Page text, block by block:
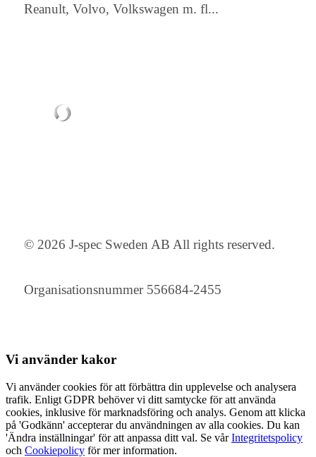
Reanult, Volvo, Volkswagen m. fl...
© 2026 J-spec Sweden AB All rights reserved.
Organisationsnummer 556684-2455
Vi använder kakor
Vi använder cookies för att förbättra din upplevelse och analysera
trafik. Enligt GDPR behöver vi ditt samtycke för att använda
cookies, inklusive för marknadsföring och analys. Genom att klicka
på 'Godkänn' accepterar du användningen av alla cookies. Du kan
'Ändra inställningar' för att anpassa ditt val. Se vårIntegritetspolicy
och Cookiepolicy för mer information.